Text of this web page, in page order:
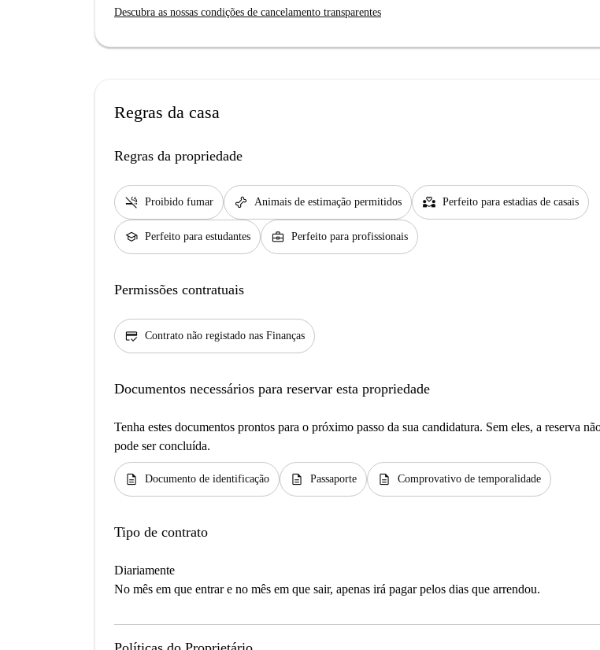
Descubra as nossas condições de cancelamento transparentes
Regras da casa
Regras da propriedade
smoke_free Proibido fumar pet_supplies Animais de estimação permitidos partner_heart Perfeito para estadias de casais
school Perfeito para estudantes business_center Perfeito para profissionais
Permissões contratuais
credit_score Contrato não registado nas Finanças
Documentos necessários para reservar esta propriedade
Tenha estes documentos prontos para o próximo passo da sua candidatura. Sem eles, a reserva
pode ser concluída.
description Documento de identificação description Passaporte description Comprovativo de temporalidade
Tipo de contrato
Diariamente
No mês em que entrar e no mês em que sair, apenas irá pagar pelos dias que arrendou.